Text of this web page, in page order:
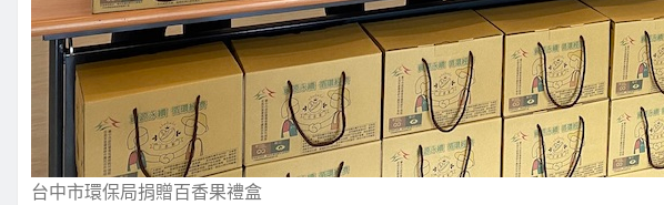
台中市環保局捐贈百香果禮盒